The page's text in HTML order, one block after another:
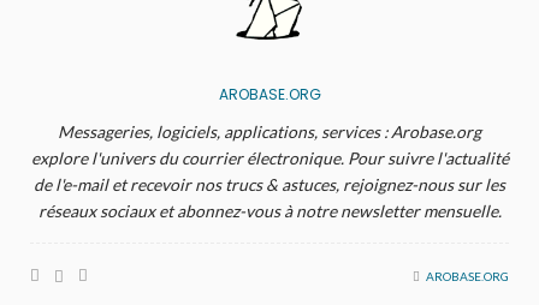
AROBASE.ORG
Messageries, logiciels, applications, services : Arobase.org
explore l'univers du courrier électronique. Pour suivre l'actualité
de l'e-mail et recevoir nos trucs & astuces, rejoignez-nous sur les
réseaux sociaux et abonnez-vous à notre newsletter mensuelle.
AROBASE.ORG